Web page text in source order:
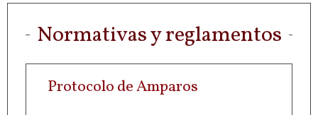
Normativas y reglamentos
Protocolo de Amparos